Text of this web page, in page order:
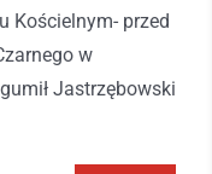
Kościelnym- przed
w
Jastrzębowski